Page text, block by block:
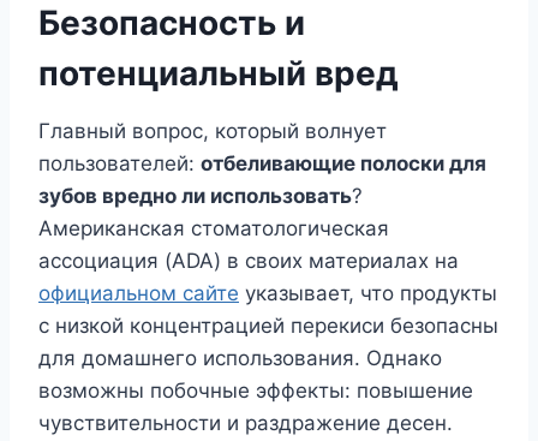
Безопасность и
потенциальный вред
Главный вопрос, который волнует
пользователей: отбеливающие полоски для
зубов вредно ли использовать?
Американская стоматологическая
ассоциация (ADA) в своих материалах на
официальном сайте указывает, что продукты
с низкой концентрацией перекиси безопасны
для домашнего использования. Однако
возможны побочные эффекты: повышение
чувствительности и раздражение десен.